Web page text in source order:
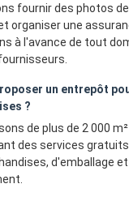
fournir des photos
organiser une
à l'avance de tout
un entrepôt
?
de plus de 2 000
des services
d'emballage et